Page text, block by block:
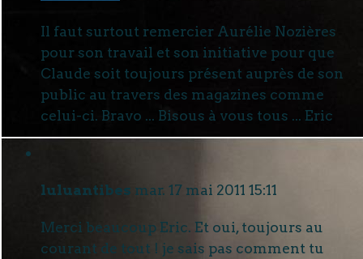
Il faut surtout remercier Aurélie Nozières
pour son travail et son initiative pour que
Claude soit toujours présent auprès de son
public au travers des magazines comme
celui-ci. Bravo ... Bisous à vous tous ... Eric
luluantibes mar. 17 mai 2011 15:11
Merci beaucoup Eric. Et oui, toujours au
courant de tout ! je sais pas comment tu